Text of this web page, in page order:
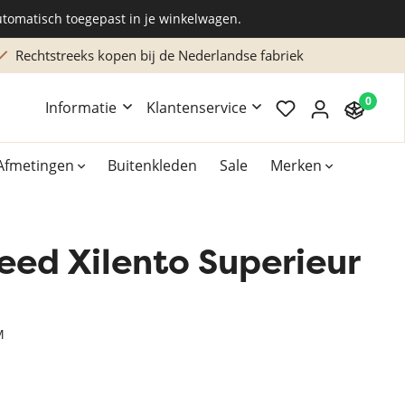
toegepast in je winkelwagen.
Rechtstreeks kopen bij de Nederlandse fabriek
Informatie Klantenservice 0
Buitenkleden Sale Merken
Overig
Accessoires
Xilento Superieur